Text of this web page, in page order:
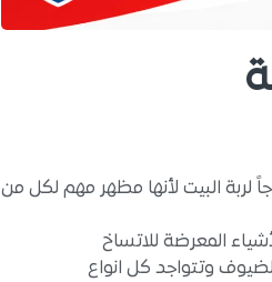
لربة البيت لأنها مظهر مهم لكل من
المعرضة للاتساخ
وتتواجد كل انواع